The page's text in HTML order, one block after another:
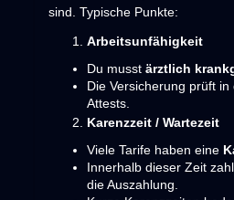
sind. Typische Punkte:
Arbeitsunfähigkeit
Du musst ärztlich
Die Versicherung prüft
Attests.
Karenzzeit / Wartezeit
Viele Tarife haben eine
Innerhalb dieser Zeit
die Auszahlung.